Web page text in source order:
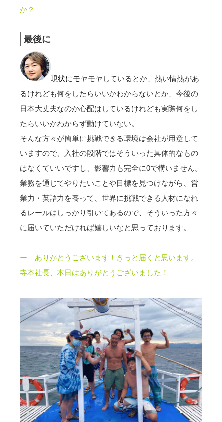
か？
最後に
現状にモヤモヤしているとか、熱い情熱があ
るけれども何をしたらいいかわからないとか、今後の
日本大丈夫なのか心配はしているけれども実際何をし
たらいいかわからず動けていない。
そんな方々が簡単に挑戦できる環境は会社が用意して
いますので、入社の段階ではそういった具体的なもの
はなくていいですし、影響力も完全に0で構いません。
業務を通じてやりたいことや目標を見つけながら、営
業力・英語力を養って、世界に挑戦できる人材になれ
るレールはしっかり引いてあるので、そういった方々
に届いていただければ嬉しいなと思っております。
ー ありがとうございます！きっと届くと思います。
寺本社長、本日はありがとうございました！